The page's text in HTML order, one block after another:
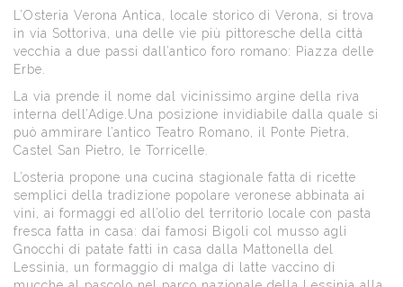
L’Osteria Verona Antica, locale storico di Verona, si trova
in via Sottoriva, una delle vie più pittoresche della città
vecchia a due passi dall’antico foro romano: Piazza delle
Erbe.
La via prende il nome dal vicinissimo argine della riva
interna dell’Adige.Una posizione invidiabile dalla quale si
può ammirare l’antico Teatro Romano, il Ponte Pietra,
Castel San Pietro, le Torricelle.
L’osteria propone una cucina stagionale fatta di ricette
semplici della tradizione popolare veronese abbinata ai
vini, ai formaggi ed all’olio del territorio locale con pasta
fresca fatta in casa: dai famosi Bigoli col musso agli
Gnocchi di patate fatti in casa dalla Mattonella del
Lessinia, un formaggio di malga di latte vaccino di